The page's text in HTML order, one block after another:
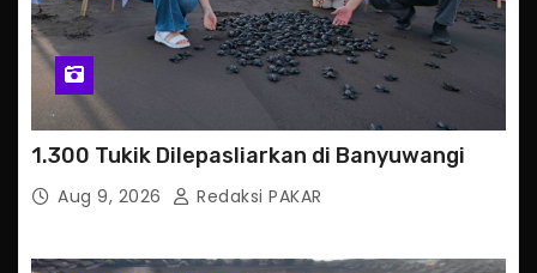
1.300 Tukik Dilepasliarkan di Banyuwangi
Aug 9, 2026 Redaksi PAKAR